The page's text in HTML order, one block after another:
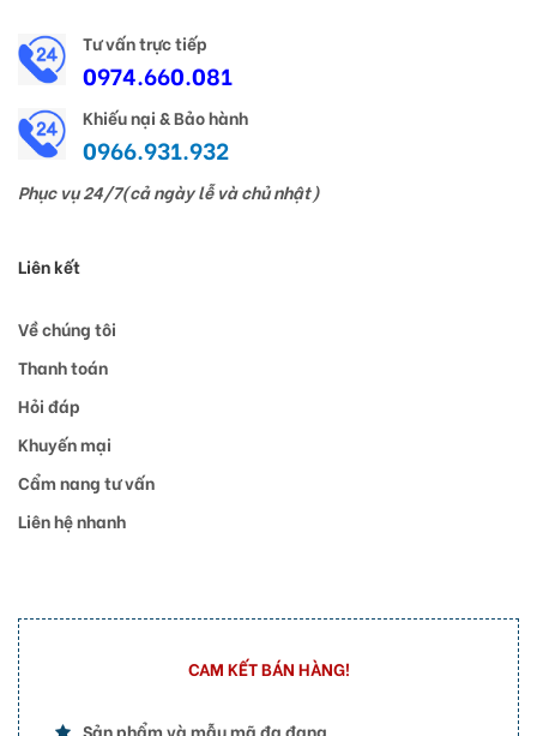
Tư vấn trực tiếp
0974.660.081
Khiếu nại & Bảo hành
0966.931.932
Phục vụ 24/7(cả ngày lễ và chủ nhật)
Liên kết
Về chúng tôi
Thanh toán
Hỏi đáp
Khuyến mại
Cẩm nang tư vấn
Liên hệ nhanh
CAM KẾT BÁN HÀNG!
Sản phẩm và mẫu mã đa đạng